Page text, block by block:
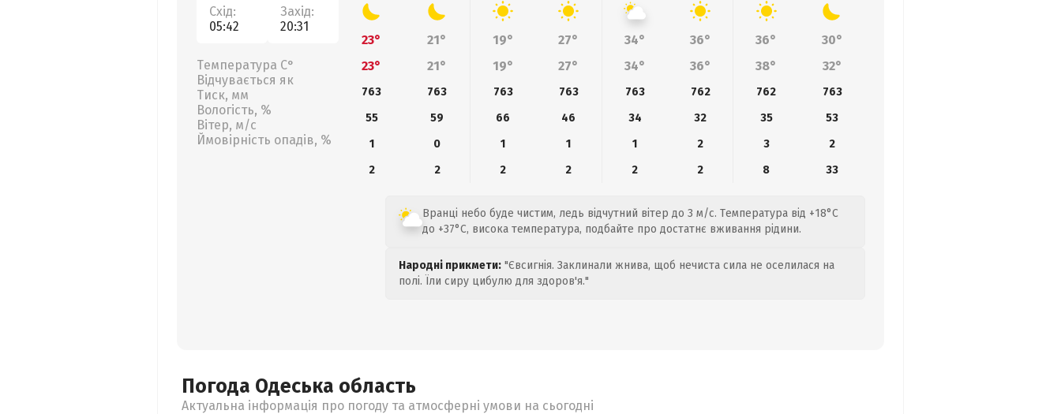
Схід:
05:42
Захід:
20:31
Температура С°
Відчувається як
Тиск, мм
Вологість, %
Вітер, м/с
Ймовірність опадів, %
23° 21° 19° 27° 34° 36° 36°
30°
23°
21° 19° 27° 34° 36° 38° 32°
763 763 763 763 763 762 762
763
55
59 66 46 34 32 35
53
1
0 1 1 1 2 3
2
2
2 2 2 2 2 8 33
Вранці небо буде чистим, ледь відчутний вітер до 3 м/с. Температура від +18°C
до +37°C, висока температура, подбайте про достатнє вживання рідини.
Народні прикмети: "Євсигнія. Заклинали жнива, щоб нечиста сила не оселилася на
полі. Їли сиру цибулю для здоров'я."
Погода Одеська область
Актуальна інформація про погоду та атмосферні умови на сьогодні